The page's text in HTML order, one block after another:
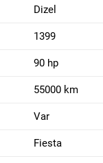
Dizel
1399
90 hp
55000 km
Var
Fiesta